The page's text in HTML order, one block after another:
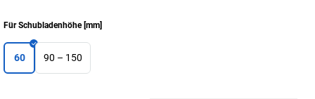
Für Schubladenhöhe[mm]
60 90 – 150